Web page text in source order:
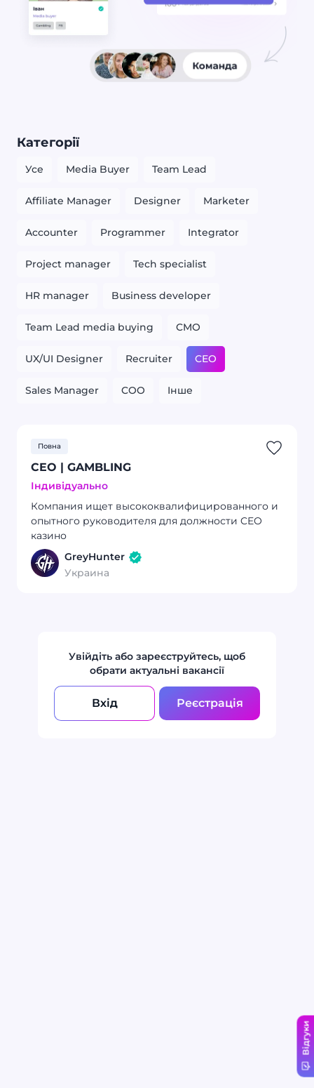
Категорії
Усе Media Buyer Team Lead
Affiliate Manager Designer Marketer
Accounter Programmer Integrator
Project manager Tech specialist
HR manager Business developer
Team Lead media buying CMO
UX/UI Designer Recruiter CEO
Sales Manager COO Iнше
Повна
CEO | GAMBLING
Індивідуально
Компания ищет высококвалифицированного и
опытного руководителя для должности CEO
казино
GreyHunter
Украина
Увійдіть або зареєструйтесь, щоб
обрати актуальні вакансії
Вхід Реєстрація
Відгуки